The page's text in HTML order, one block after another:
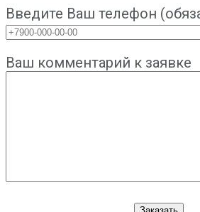
Введите Ваш телефон
Ваш комментарий к заявке